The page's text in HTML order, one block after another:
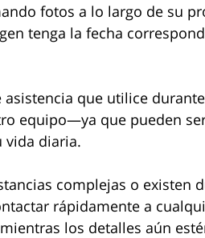
fotos a lo largo de su
tenga la fecha
que utilice
equipo—ya que pueden
vida diaria.
complejas o existen
rápidamente a
los detalles aún